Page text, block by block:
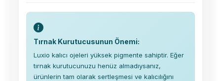
Tırnak Kurutucusunun Önemi:
Luxio kalıcı ojeleri yüksek pigmente sahiptir. Eğer
tırnak kurutucunuzu henüz almadıysanız,
ürünlerin tam olarak sertleşmesi ve kalıcılığını